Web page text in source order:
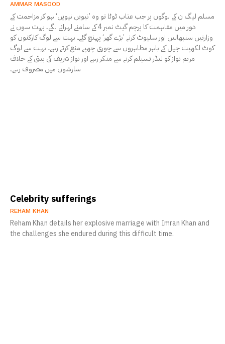
AMMAR MASOOD
مسلم لیگ ن کے لوگوں پر جب عتاب ٹوٹا تو وہ ’نیویں نیویں‘ ہو کر مزاحمت کے
دور میں مفاہمت کا پرچم گیٹ نمبر 4 کے سامنے لہرانے لگے۔ بہت سوں نے
وزارتیں سنبھالیں اور سلیوٹ کرنے ’بڑے گھر‘ پہنچ گئے۔ بہت سے لوگ کارکنوں کو
کوٹ لکھپت جیل کے باہر مظاہروں سے چوری چھپے منع کرتے رہے۔ بہت سے لوگ
مریم نواز کو لیڈر تسیلم کرنے سے منکر رہے اور نواز شریف کی بیٹی کے خلاف
سازشوں میں مصروف رہے۔
Celebrity sufferings
REHAM KHAN
Reham Khan details her explosive marriage with Imran Khan and
the challenges she endured during this difficult time.